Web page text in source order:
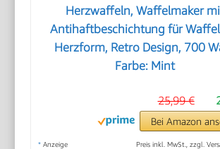
Herzwaffeln, Waffelmaker
Antihaftbeschichtung für
Herzform, Retro Design, 700
Farbe: Mint
25,99 €
Bei Amazon
* Anzeige Preis inkl. MwSt., zzgl.